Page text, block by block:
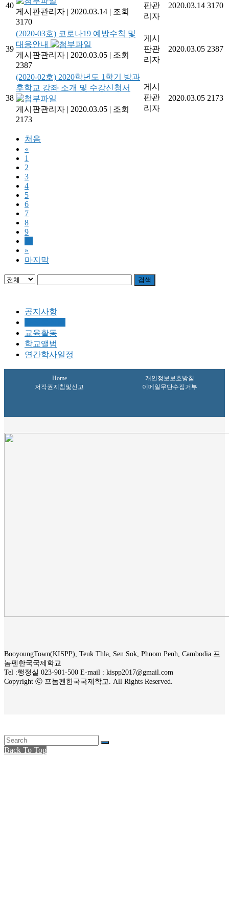
40
게시판관리자 | 2020.03.14 | 조회
3170
판관
리자
2020.03.14 3170
39
(2020-03호) 코로나19 예방수칙 및
대응안내
게시판관리자 | 2020.03.05 | 조회
2387
게시
판관
리자
2020.03.05 2387
38
(2020-02호) 2020학년도 1학기 방과
후학교 강좌 소개 및 수강신청서
게시판관리자 | 2020.03.05 | 조회
2173
게시
판관
리자
2020.03.05 2173
처음
«
1
2
3
4
5
6
7
8
9
»
마지막
검색
공지사항
교육활동
학교앨범
연간학사일정
Home
개인정보보호방침
저작권지침및신고
이메일무단수집거부
BooyoungTown(KISPP), Teuk Thla, Sen Sok, Phnom Penh, Cambodia 프
놈펜한국국제학교
Tel :행정실 023-901-500 E-mail : kispp2017@gmail.com
Copyright ⓒ 프놈펜한국국제학교. All Rights Reserved.
Back To Top